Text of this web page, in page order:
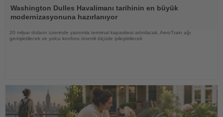
Oku
Washington Dulles Havalimanı tarihinin en büyük
modernizasyonuna hazırlanıyor
20 milyar doların üzerinde yatırımla terminal kapasitesi artırılacak, AeroTrain ağı
genişletilecek ve yolcu konforu önemli ölçüde iyileştirilecek